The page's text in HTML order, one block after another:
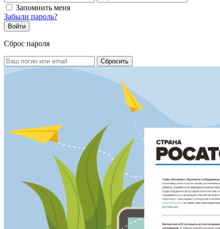
Запомнить меня
Забыли пароль?
Сброс пароля